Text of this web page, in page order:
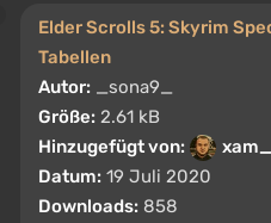
Elder Scrolls 5: Skyrim
Tabellen
Autor: _sona9_
Größe: 2.61 kB
Hinzugefügt von:
Datum: 19 Juli 2020
Downloads: 858